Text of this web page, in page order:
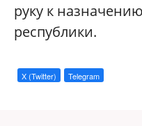
руку к
республики.
X (Twitter) Telegram